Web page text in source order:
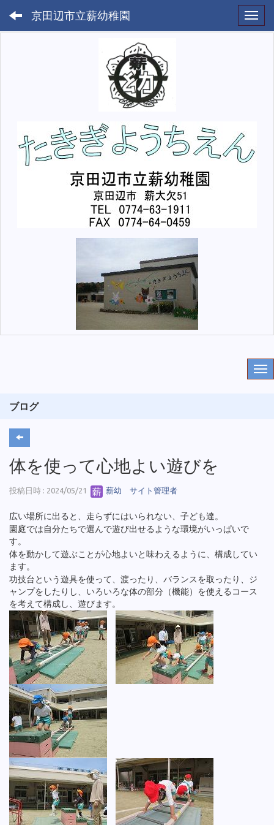
京田辺市立薪幼稚園
ブログ
体を使って心地よい遊びを
投稿日時 : 2024/05/21 薪幼 サイト管理者
広い場所に出ると、走らずにはいられない、子ども達。
園庭では自分たちで選んで遊び出せるような環境がいっぱいで
す。
体を動かして遊ぶことが心地よいと味わえるように、構成してい
ます。
功技台という遊具を使って、渡ったり、バランスを取ったり、ジ
ャンプをしたりし、いろいろな体の部分（機能）を使えるコース
を考えて構成し、遊びます。